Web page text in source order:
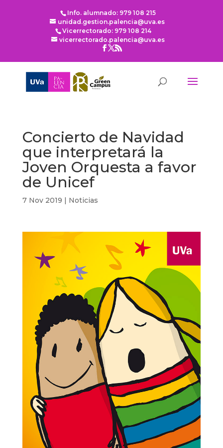
Info. alumnado: 979 108 215
unidad.gestion.palencia@uva.es
Vicerrectorado: 979 108 214
vicerrectorado.palencia@uva.es
Concierto de Navidad
que interpretará la
Joven Orquesta a favor
de Unicef
7 Nov 2019 | Noticias